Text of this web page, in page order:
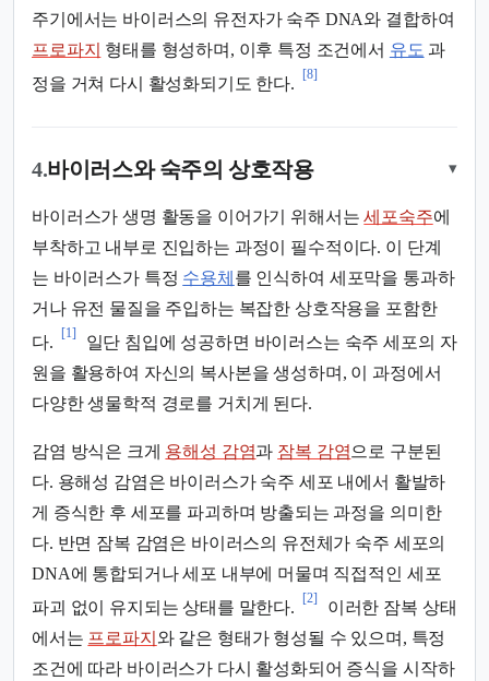
주기에서는 바이러스의 유전자가 숙주 DNA와 결합하여
프로파지 형태를 형성하며, 이후 특정 조건에서 유도 과
정을 거쳐 다시 활성화되기도 한다.
[8]
4.바이러스와 숙주의 상호작용 ▾
바이러스가 생명 활동을 이어가기 위해서는세포숙주에
부착하고 내부로 진입하는 과정이 필수적이다. 이 단계
는 바이러스가 특정 수용체 를 인식하여 세포막을 통과하
거나 유전 물질을 주입하는 복잡한 상호작용을 포함한
다.
[1]
일단 침입에 성공하면 바이러스는 숙주 세포의 자
원을 활용하여 자신의 복사본을 생성하며, 이 과정에서
다양한 생물학적 경로를 거치게 된다.
감염 방식은 크게 용해성 감염과 잠복 감염으로 구분된
다. 용해성 감염은 바이러스가 숙주 세포 내에서 활발하
게 증식한 후 세포를 파괴하며 방출되는 과정을 의미한
다. 반면 잠복 감염은 바이러스의 유전체가 숙주 세포의
DNA에 통합되거나 세포 내부에 머물며 직접적인 세포
파괴 없이 유지되는 상태를 말한다.
[2]
이러한 잠복 상태
에서는 프로파지 와 같은 형태가 형성될 수 있으며, 특정
조건에 따라 바이러스가 다시 활성화되어 증식을 시작하